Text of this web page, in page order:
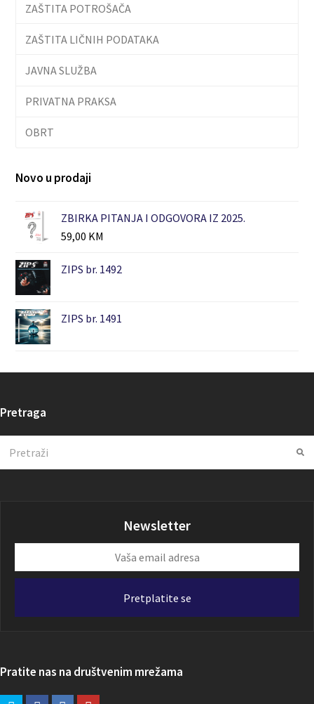
ZAŠTITA POTROŠAČA
ZAŠTITA LIČNIH PODATAKA
JAVNA SLUŽBA
PRIVATNA PRAKSA
OBRT
Novo u prodaji
ZBIRKA PITANJA I ODGOVORA IZ 2025.
59,00 KM
ZIPS br. 1492
ZIPS br. 1491
Pretraga
Newsletter
email
Pretplatite se
Pratite nas na društvenim mrežama